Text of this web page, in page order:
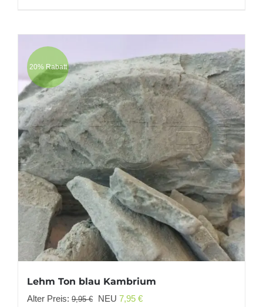
20% Rabatt
Lehm Ton blau Kambrium
Alter Preis: 9,95€
Ursprünglicher
NEU 7,95 €Aktueller